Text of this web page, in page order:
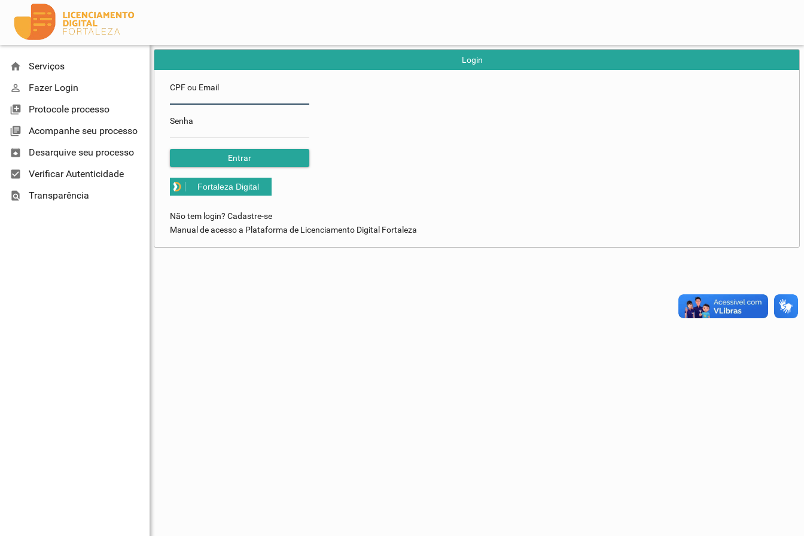
home Serviços
perm_identity Fazer Login
library_add Protocole processo
library_books Acompanhe seu processo
unarchive Desarquive seu processo
check_box Verificar Autenticidade
find_in_page Transparência
Login
CPF ou Email
Senha
Entrar
Fortaleza Digital
Não tem login? Cadastre-se
Manual de acesso a Plataforma de Licenciamento Digital Fortaleza